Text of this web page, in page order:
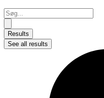
Search
...
Results
See all results